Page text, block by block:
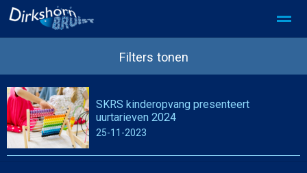
SDD partner worden
Home Foto's Pagina's Zoeken
Filters tonen
SKRS kinderopvang presenteert
uurtarieven 2024
25-11-2023